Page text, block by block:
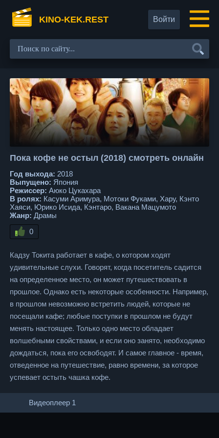
KINO-KEK.REST Войти
Пока кофе не остыл (2018) смотреть онлайн
Год выхода: 2018
Выпущено: Япония
Режиссер: Аюко Цукахара
В ролях: Касуми Аримура, Мотоки Фуками, Хару, Кэнто
Хаяси, Юрико Исида, Кэнтаро, Вакана Мацумото
Жанр: Драмы
0
Кадзу Токита работает в кафе, о котором ходят
удивительные слухи. Говорят, когда посетитель садится
на определенное место, он может путешествовать в
прошлое. Однако есть некоторые особенности. Например,
в прошлом невозможно встретить людей, которые не
посещали кафе; любые поступки в прошлом не будут
менять настоящее. Только одно место обладает
волшебными свойствами, и если оно занято, необходимо
дождаться, пока его освободят. И самое главное - время,
отведенное на путешествие, равно времени, за которое
успевает остыть чашка кофе.
Видеоплеер 1